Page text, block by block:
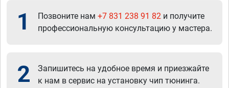
1 Позвоните нам +7 831 238 91 82 и получите
профессиональную консультацию у мастера.
2
Запишитесь на удобное время и приезжайте
к нам в сервис на установку чип тюнинга.